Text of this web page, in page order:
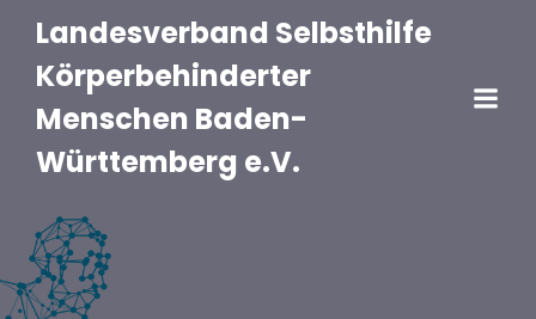
Landesverband Selbsthilfe
Körperbehinderter
Menschen Baden-
Württemberg e.V.